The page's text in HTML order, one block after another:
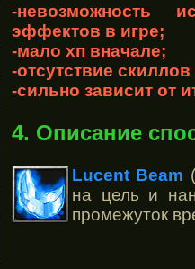
-невозможность
эффектов в игре;
-мало хп вначале;
-отсутствие
-сильно зависит от
4. Описание
Lucent Beam
на цель и
промежуток